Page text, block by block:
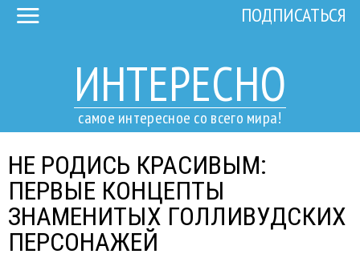
ИНТЕРЕСНО
самое интересное со всего мира!
ПОДПИСАТЬСЯ
НЕ РОДИСЬ КРАСИВЫМ:
ПЕРВЫЕ КОНЦЕПТЫ
ЗНАМЕНИТЫХ ГОЛЛИВУДСКИХ
ПЕРСОНАЖЕЙ